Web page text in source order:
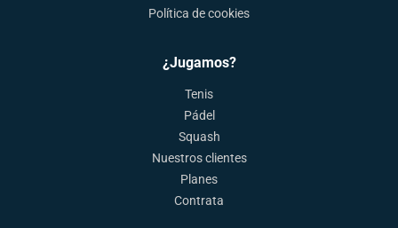
Política de cookies
¿Jugamos?
Tenis
Pádel
Squash
Nuestros clientes
Planes
Contrata